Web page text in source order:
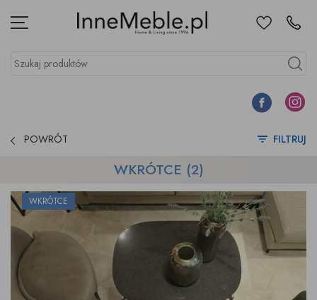
Menu UlubioneKontakt
Szukaj produktów
Szukaj
Facebook
POWRÓT FILTRUJ
WKRÓTCE (2)
WKRÓTCE